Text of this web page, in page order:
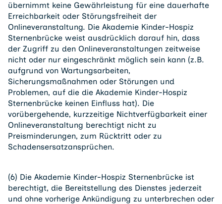
übernimmt keine Gewährleistung für eine dauerhafte
Erreichbarkeit oder Störungsfreiheit der
Onlineveranstaltung. Die Akademie Kinder-Hospiz
Sternenbrücke weist ausdrücklich darauf hin, dass
der Zugriff zu den Onlineveranstaltungen zeitweise
nicht oder nur eingeschränkt möglich sein kann (z.B.
aufgrund von Wartungsarbeiten,
Sicherungsmaßnahmen oder Störungen und
Problemen, auf die die Akademie Kinder-Hospiz
Sternenbrücke keinen Einfluss hat). Die
vorübergehende, kurzzeitige Nichtverfügbarkeit einer
Onlineveranstaltung berechtigt nicht zu
Preisminderungen, zum Rücktritt oder zu
Schadensersatzansprüchen.
(6) Die Akademie Kinder-Hospiz Sternenbrücke ist
berechtigt, die Bereitstellung des Dienstes jederzeit
und ohne vorherige Ankündigung zu unterbrechen oder